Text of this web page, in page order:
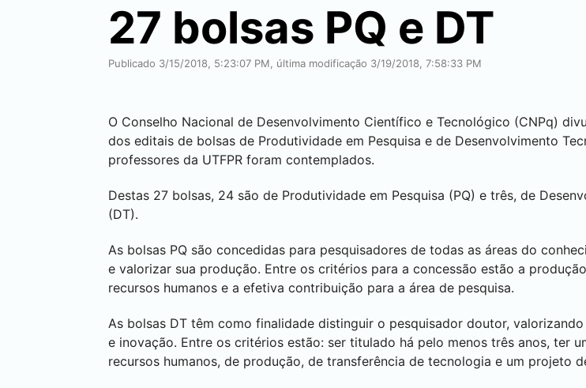
27 bolsas PQ e DT
Publicado 3/15/2018, 5:23:07 PM, última modificação 3/19/2018, 7:58:33 PM
O Conselho Nacional de Desenvolvimento Científico e Tecnológico (CNPq)
dos editais de bolsas de Produtividade em Pesquisa e de Desenvolvimento
professores da UTFPR foram contemplados.
Destas 27 bolsas, 24 são de Produtividade em Pesquisa (PQ) e três, de
(DT).
As bolsas PQ são concedidas para pesquisadores de todas as áreas do
e valorizar sua produção. Entre os critérios para a concessão estão a
recursos humanos e a efetiva contribuição para a área de pesquisa.
As bolsas DT têm como finalidade distinguir o pesquisador doutor,
e inovação. Entre os critérios estão: ser titulado há pelo menos três anos, ter
recursos humanos, de produção, de transferência de tecnologia e um projeto